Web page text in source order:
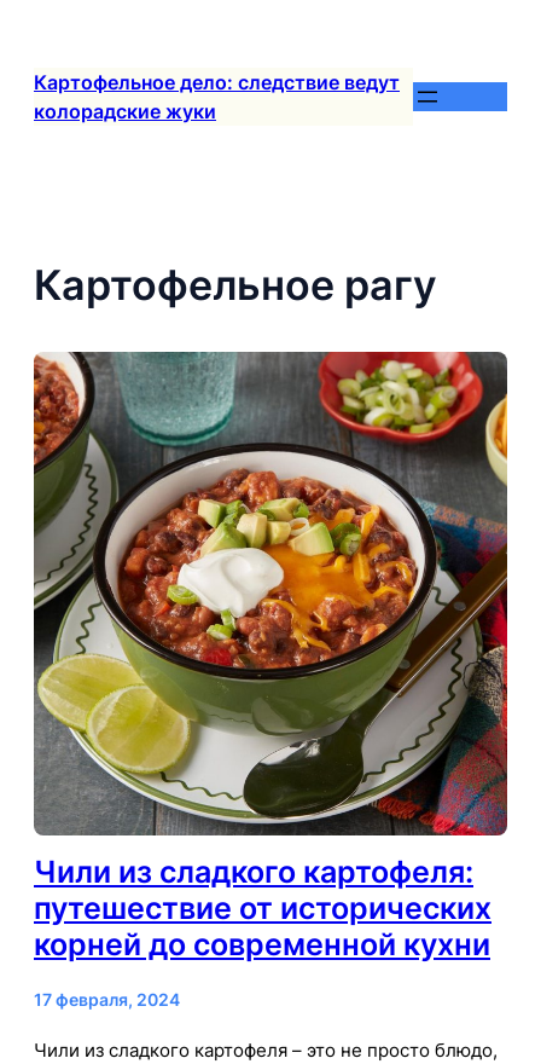
содержимому
Картофельное дело: следствие ведут
колорадские жуки
Картофельное рагу
Чили из сладкого картофеля:
путешествие от исторических
корней до современной кухни
17 февраля, 2024
Чили из сладкого картофеля – это не просто блюдо,